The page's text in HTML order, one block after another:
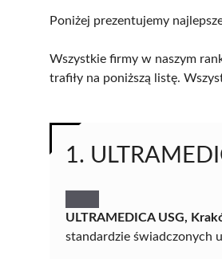
Poniżej prezentujemy
Wszystkie firmy w naszym
trafiły na poniższą listę.
1.
ULTRAMEDICA USG,
standardzie świadczonych